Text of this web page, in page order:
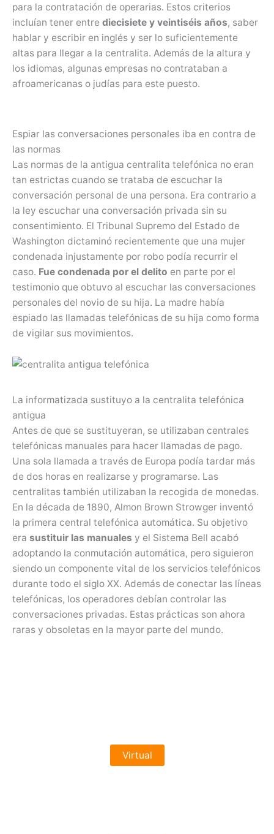
para la contratación de operarias. Estos criterios
incluían tener entre diecisiete y veintiséis años, saber
hablar y escribir en inglés y ser lo suficientemente
altas para llegar a la centralita. Además de la altura y
los idiomas, algunas empresas no contrataban a
afroamericanas o judías para este puesto.
Espiar las conversaciones personales iba en contra de
las normas
Las normas de la antigua centralita telefónica no eran
tan estrictas cuando se trataba de escuchar la
conversación personal de una persona. Era contrario a
la ley escuchar una conversación privada sin su
consentimiento. El Tribunal Supremo del Estado de
Washington dictaminó recientemente que una mujer
condenada injustamente por robo podía recurrir el
caso. Fue condenada por el delito en parte por el
testimonio que obtuvo al escuchar las conversaciones
personales del novio de su hija. La madre había
espiado las llamadas telefónicas de su hija como forma
de vigilar sus movimientos.
La informatizada sustituyo a la centralita telefónica
antigua
Antes de que se sustituyeran, se utilizaban centrales
telefónicas manuales para hacer llamadas de pago.
Una sola llamada a través de Europa podía tardar más
de dos horas en realizarse y programarse. Las
centralitas también utilizaban la recogida de monedas.
En la década de 1890, Almon Brown Strowger inventó
la primera central telefónica automática. Su objetivo
era sustituir las manuales y el Sistema Bell acabó
adoptando la conmutación automática, pero siguieron
siendo un componente vital de los servicios telefónicos
durante todo el siglo XX. Además de conectar las líneas
telefónicas, los operadores debían controlar las
conversaciones privadas. Estas prácticas son ahora
raras y obsoletas en la mayor parte del mundo.
Virtual